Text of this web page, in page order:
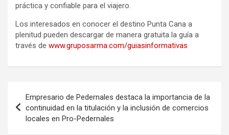
práctica y confiable para el viajero.
Los interesados en conocer el destino Punta Cana a
plenitud pueden descargar de manera gratuita la guía a
través de www.gruposarma.com/guiasinformativas
de
entradas
Empresario de Pedernales destaca la importancia de la
continuidad en la titulación y la inclusión de comercios
locales en Pro-Pedernales